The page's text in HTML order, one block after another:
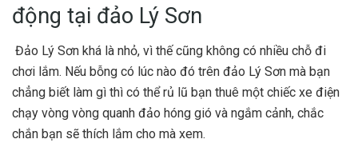
động tại đảo Lý Sơn
Đảo Lý Sơn khá là nhỏ, vì thế cũng không có nhiều chỗ đi
chơi lắm. Nếu bỗng có lúc nào đó trên đảo Lý Sơn mà bạn
chẳng biết làm gì thì có thể rủ lũ bạn thuê một chiếc xe điện
chạy vòng vòng quanh đảo hóng gió và ngắm cảnh, chắc
chắn bạn sẽ thích lắm cho mà xem.